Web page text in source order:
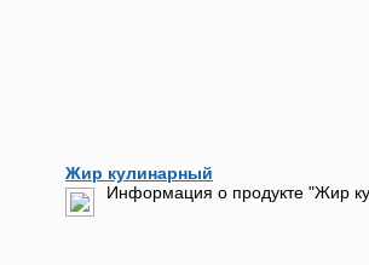
Жир кулинарный
Информация о продукте "Жир